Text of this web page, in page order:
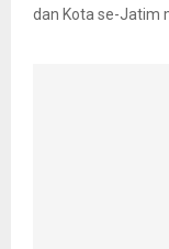
dan Kota se-Jatim